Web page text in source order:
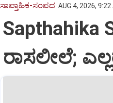
ಸಾಪ್ತಾಹಿಕ-ಸಂಪದ AUG 4, 2026, 9:22
Sapthahika
ರಾಸಲೀಲೆ;